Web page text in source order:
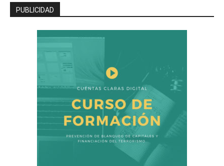
PUBLICIDAD